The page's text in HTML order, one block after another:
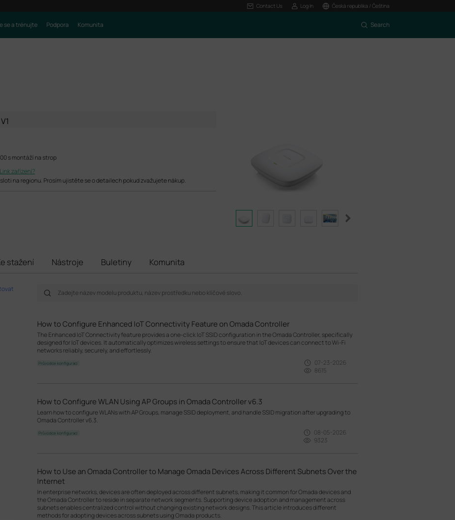
Contact Us Log In Česká republika / Čeština
se a trénujte Podpora Komunita Search
V1
s montáží na strop
zařízení?
na regionu. Prosím ujistěte se o detailech pokud zvažujete nákup.
stažení Nástroje Buletiny Komunita
How to Configure Enhanced IoT Connectivity Feature on Omada Controller
The Enhanced IoT Connectivity feature provides a one-click IoT SSID configuration in the Omada Controller, specifically
designed for IoT devices. It automatically optimizes wireless settings to ensure that IoT devices can connect to Wi-Fi
networks reliably, securely, and effortlessly.
Průvodce konfigurací
07-23-2026
8615
How to Configure WLAN Using AP Groups in Omada Controller v6.3
Learn how to configure WLANs with AP Groups, manage SSID deployment, and handle SSID migration after upgrading to
Omada Controller v6.3.
Průvodce konfigurací
08-05-2026
9323
How to Use an Omada Controller to Manage Omada Devices Across Different Subnets Over the
Internet
In enterprise networks, devices are often deployed across different subnets, making it common for Omada devices and
the Omada Controller to reside in separate network segments. Supporting device adoption and management across
subnets enables centralized control without changing existing network designs. This article introduces different
methods for adopting devices across subnets using Omada products.